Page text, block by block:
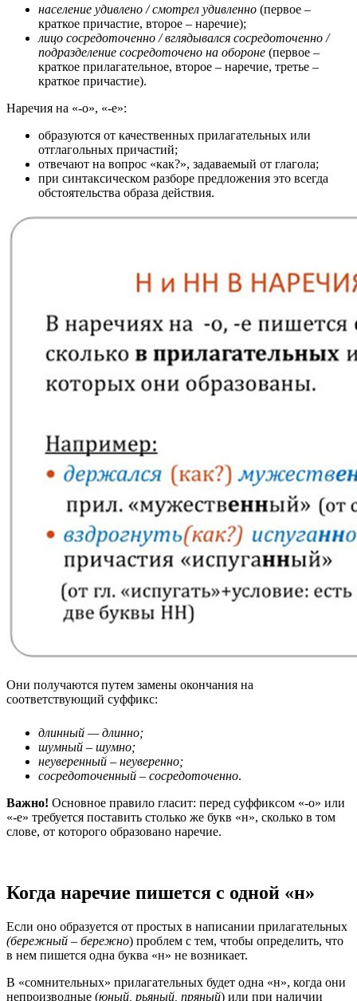
население удивлено / смотрел удивленно (первое –
краткое причастие, второе – наречие);
лицо сосредоточенно / вглядывался сосредоточенно /
подразделение сосредоточено на обороне (первое –
краткое прилагательное, второе – наречие, третье –
краткое причастие).
Наречия на «-о», «-е»:
образуются от качественных прилагательных или
отглагольных причастий;
отвечают на вопрос «как?», задаваемый от глагола;
при синтаксическом разборе предложения это всегда
обстоятельства образа действия.
Они получаются путем замены окончания на
соответствующий суффикс:
длинный — длинно;
шумный – шумно;
неуверенный – неуверенно;
сосредоточенный – сосредоточенно.
Важно! Основное правило гласит: перед суффиксом «-о» или
«-е» требуется поставить столько же букв «н», сколько в том
слове, от которого образовано наречие.
Когда наречие пишется с одной «н»
Если оно образуется от простых в написании прилагательных
(бережный – бережно) проблем с тем, чтобы определить, что
в нем пишется одна буква «н» не возникает.
В «сомнительных» прилагательных будет одна «н», когда они
непроизводные (юный, рьяный, пряный) или при наличии